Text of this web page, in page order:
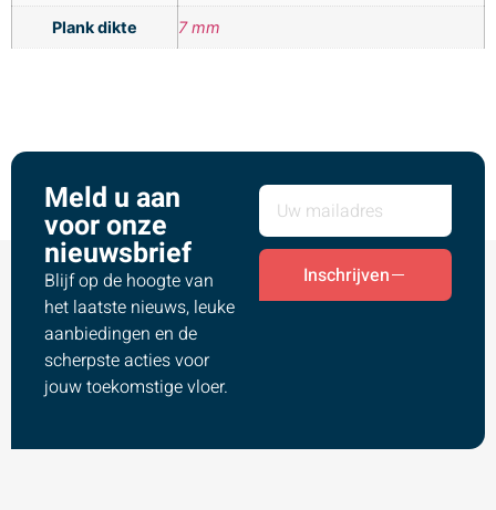
Plank dikte 7 mm
Meld u aan
voor onze
nieuwsbrief
Blijf op de hoogte van
het laatste nieuws, leuke
aanbiedingen en de
scherpste acties voor
jouw toekomstige vloer.
Inschrijven